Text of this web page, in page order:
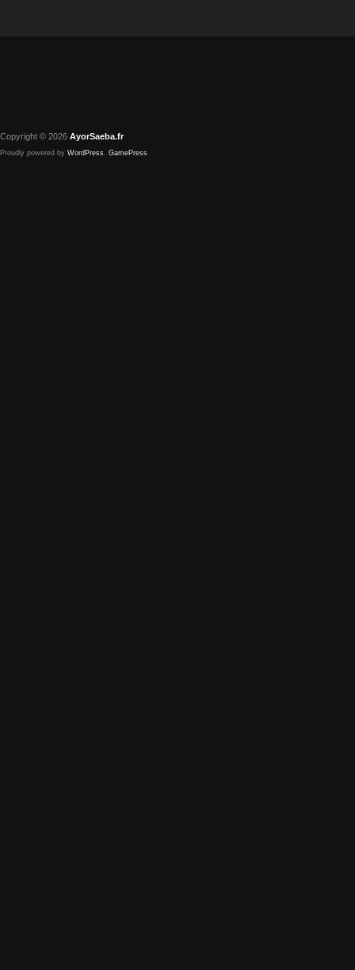
Copyright © 2026 AyorSaeba.fr
Proudly powered by WordPress. GamePress